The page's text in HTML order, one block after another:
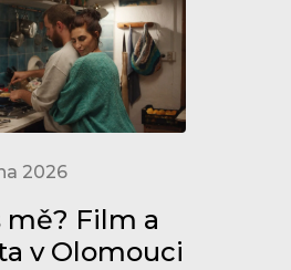
2026
mě? Film a
v Olomouci